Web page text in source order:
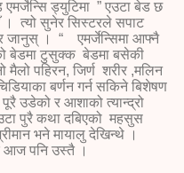
ड्युटिमा ” एउटा बेड छ
। त्यो सुनेर सिस्टरले सपाट
जानुस् । “ एमर्जेन्सिमा आफ्नै
बेडमा टुसुक्क बेडमा बसेकी
मैलो पहिरन, जिर्ण शरीर ,मलिन
बर्णन गर्न सकिने बिशेषण
उडेको र आशाको त्यान्द्रो
पुरै कथा दबिएको महसुस
भने मायालु देखिन्थे ।
आज पनि उस्तै ।